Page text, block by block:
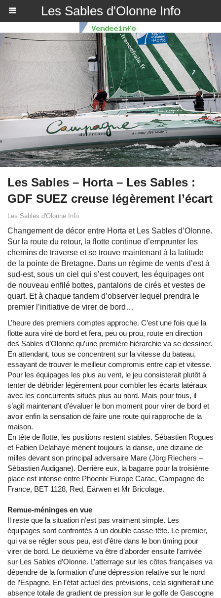
Les Sables d'Olonne Info
Les Sables – Horta – Les Sables :
GDF SUEZ creuse légèrement l’écart
Les Sables d'Olonne Info
Changement de décor entre Horta et Les Sables d’Olonne.
Sur la route du retour, la flotte continue d’emprunter les
chemins de traverse et se trouve maintenant à la latitude
de la pointe de Bretagne. Dans un régime de vents d’est à
sud-est, sous un ciel qui s’est couvert, les équipages ont
de nouveau enfilé bottes, pantalons de cirés et vestes de
quart. Et à chaque tandem d’observer lequel prendra le
premier l’initiative de virer de bord…
L’heure des premiers comptes approche. C’est une fois que la
flotte aura viré de bord et fera, peu ou prou, route en direction
des Sables d’Olonne qu’une première hiérarchie va se dessiner.
En attendant, tous se concentrent sur la vitesse du bateau,
essayant de trouver le meilleur compromis entre cap et vitesse.
Pour les équipages les plus au vent, le jeu consisterait plutôt à
tenter de débrider légèrement pour combler les écarts latéraux
avec les concurrents situés plus au nord. Mais pour tous, il
s’agit maintenant d’évaluer le bon moment pour virer de bord et
avoir enfin la sensation de faire une route qui rapproche de la
maison.
En tête de flotte, les positions restent stables. Sébastien Rogues
et Fabien Delahaye mènent toujours la danse, une dizaine de
milles devant son principal adversaire Mare (Jörg Riechers –
Sébastien Audigane). Derrière eux, la bagarre pour la troisième
place est intense entre Phoenix Europe Carac, Campagne de
France, BET 1128, Red, Eärwen et Mr Bricolage.
Remue-méninges en vue
Il reste que la situation n’est pas vraiment simple. Les
équipages sont confrontés à un double casse-tête. Le premier,
qui va se régler sous peu, est d’être dans le bon timing pour
virer de bord. Le deuxième va être d’aborder ensuite l’arrivée
sur Les Sables d’Olonne. L’atterrage sur les côtes françaises va
dépendre de la formation d’une dépression relative sur le nord
de l’Espagne. En l’état actuel des prévisions, cela signifierait une
absence totale de gradient de pression sur le golfe de Gascogne